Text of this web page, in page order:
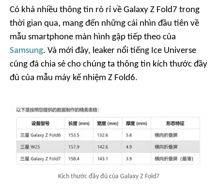
Có khá nhiều thông tin rò rỉ về Galaxy Z Fold7 trong
thời gian qua, mang đến những cái nhìn đầu tiên về
mẫu smartphone màn hình gập tiếp theo của
Samsung. Và mới đây, leaker nổi tiếng Ice Universe
cũng đã chia sẻ cho chúng ta thông tin kích thước đầy
đủ của mẫu máy kế nhiệm Z Fold6.
Kích thước đầy đủ của Galaxy Z Fold7